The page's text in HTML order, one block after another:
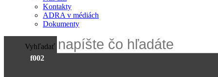
Kontakty
ADRA v médiách
Dokumenty
Vyhľadať